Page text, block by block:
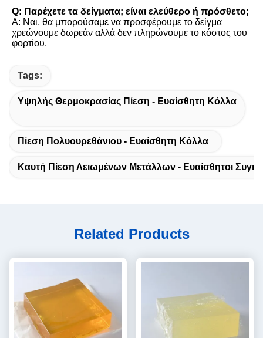
Q: Παρέχετε τα δείγματα; είναι ελεύθερο ή πρόσθετο;
Α: Ναι, θα μπορούσαμε να προσφέρουμε το δείγμα
χρεώνουμε δωρεάν αλλά δεν πληρώνουμε το κόστος του
φορτίου.
Tags:
Υψηλής Θερμοκρασίας Πίεση - Ευαίσθητη Κόλλα
Πίεση Πολυουρεθάνιου - Ευαίσθητη Κόλλα
Καυτή Πίεση Λειωμένων Μετάλλων - Ευαίσθητοι
Related Products